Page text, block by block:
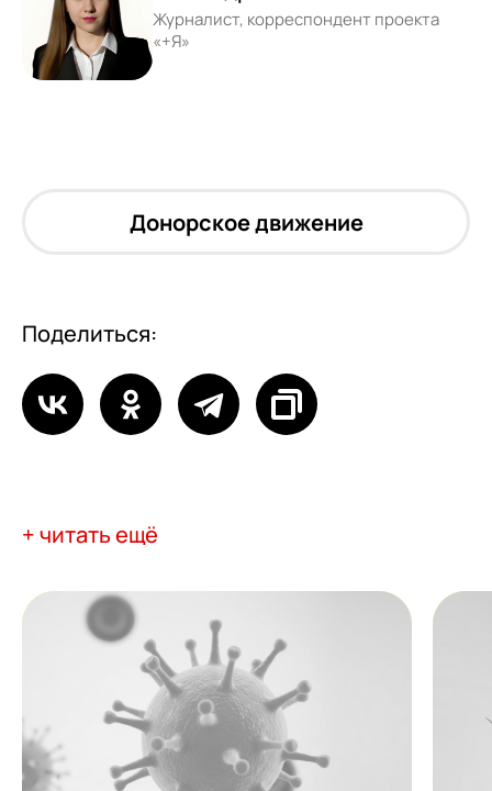
Журналист, корреспондент проекта
«+Я»
Поделиться:
Донорское движение
+ читать ещё